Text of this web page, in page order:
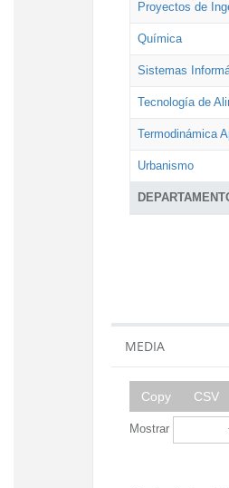
Proyectos de
Química
Sistemas
Tecnología de
Termodinámica
Urbanismo
MEDIA
Copy CSV
Mostrar